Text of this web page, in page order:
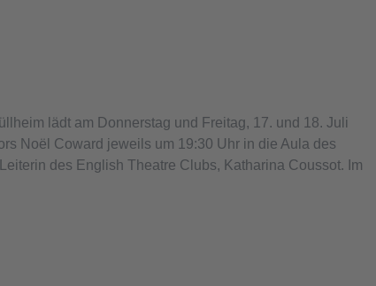
lädt am Donnerstag und Freitag, 17. und 18. Juli
Noël Coward jeweils um 19:30 Uhr in die Aula des
des English Theatre Clubs, Katharina Coussot. Im